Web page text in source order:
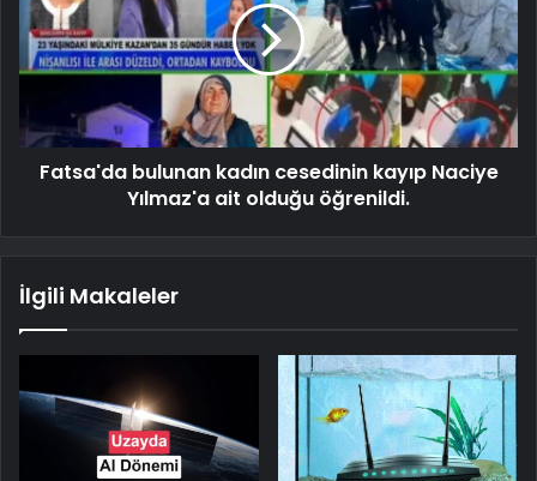
Fatsa'da bulunan kadın cesedinin kayıp Naciye
Yılmaz'a ait olduğu öğrenildi.
İlgili Makaleler